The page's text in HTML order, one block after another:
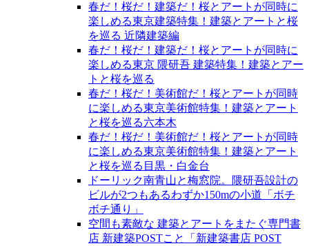
春だ！桜だ！建築だ！桜とアートが同時に
楽しめる東京建築特集！建築とアートと桜
を巡る 近隣建築編
春だ！桜だ！建築だ！桜とアートが同時に
楽しめる東京 隈研吾 建築特集！建築とアー
トと桜を巡る
春だ！桜だ！美術館だ！桜とアートが同時
に楽しめる東京美術館特集！建築とアート
と桜を巡る六本木
春だ！桜だ！美術館だ！桜とアートが同時
に楽しめる東京美術館特集！建築とアート
と桜を巡る目黒・白金台
ドーリック南青山と梅窓院。隈研吾設計の
ビルが2つもあるわずか150mの小道「ボチ
ボチ通り」
空間も素敵な 建築とアートをまたぐ専門書
店 新建築POSTこと「新建築書店 POST